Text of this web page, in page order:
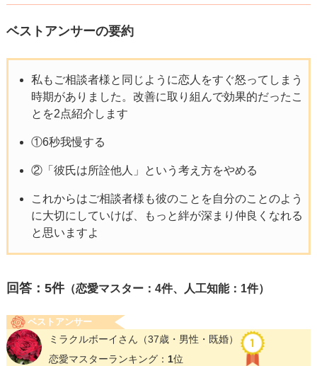
ベストアンサーの要約
私もご相談者様と同じように恋人をすぐ怒ってしまう
時期がありました。改善に取り組んで効果的だったこ
とを2点紹介します
①6秒我慢する
②「彼氏は所詮他人」という考え方をやめる
これからはご相談者様も彼のことを自分のことのよう
に大切にしていけば、もっと絆が深まり仲良くなれる
と思いますよ
回答： 5件（恋愛マスター：4件、人工知能：1件）
ベストアンサー
ミラクルボーイさん （37歳・男性・既婚）
恋愛マスターランキング： 1位